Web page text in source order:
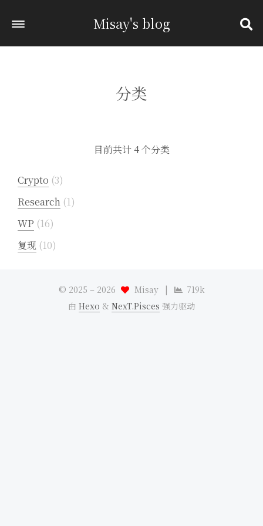
Misay's blog
分类
目前共计 4 个分类
Crypto 3
Research 1
WP 16
复现 10
© 2025 – 2026 Misay |
719k
由 Hexo & NexT.Pisces 强力驱动